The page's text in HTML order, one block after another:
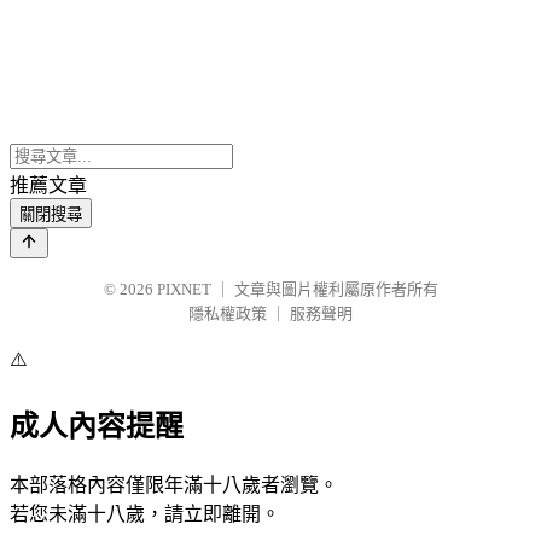
推薦文章
關閉搜尋
© 2026 PIXNET
文章與圖片權利屬原作者所有
隱私權政策
服務聲明
⚠️
成人內容提醒
本部落格內容僅限年滿十八歲者瀏覽。
若您未滿十八歲，請立即離開。